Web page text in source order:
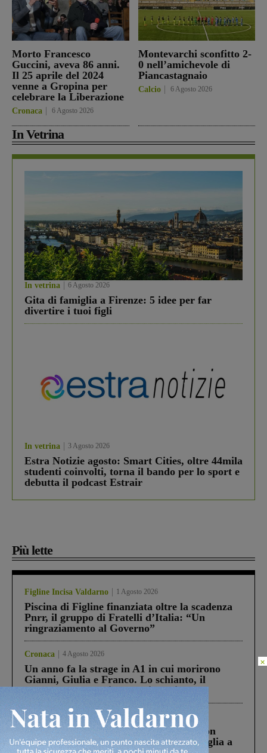
Morto Francesco
Guccini, aveva 86 anni.
Il 25 aprile del 2024
venne a Gropina per
celebrare la Liberazione
Cronaca 6 Agosto 2026
Montevarchi sconfitto 2-
0 nell’amichevole di
Piancastagnaio
Calcio 6 Agosto 2026
In Vetrina
In vetrina 6 Agosto 2026
Gita di famiglia a Firenze: 5 idee per far
divertire i tuoi figli
In vetrina 3 Agosto 2026
Estra Notizie agosto: Smart Cities, oltre 44mila
studenti coinvolti, torna il bando per lo sport e
debutta il podcast Estrair
Più lette
Figline Incisa Valdarno 1 Agosto 2026
Piscina di Figline finanziata oltre la scadenza
Pnrr, il gruppo di Fratelli d’Italia: “Un
ringraziamento al Governo”
Cronaca 4 Agosto 2026
Un anno fa la strage in A1 in cui morirono
Gianni, Giulia e Franco. Lo schianto, il
processo, lo stop ai sorpassi fra tir....
Cronaca 3 Agosto 2026
Scomparso da una struttura di Castiglion
Fiorentino l’uomo che aveva ucciso la figlia a
×